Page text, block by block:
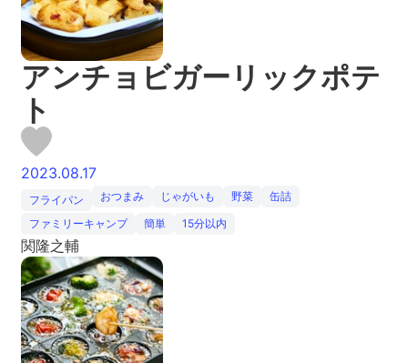
アンチョビガーリックポテ
ト
2023.08.17
フライパン おつまみ じゃがいも 野菜
缶詰
ファミリーキャンプ
簡単 15分以内
関隆之輔